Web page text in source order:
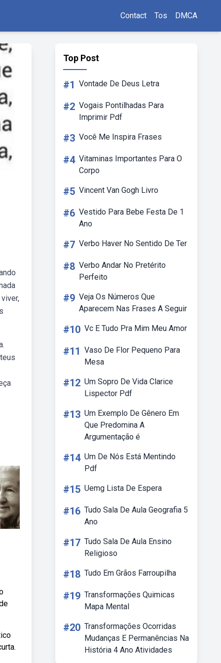
Contact Tos DMCA
Top Post
#1 Vontade De Deus Letra
#2 Vogais Pontilhadas Para
Imprimir Pdf
#3 Você Me Inspira Frases
#4 Vitaminas Importantes Para O
Corpo
#5 Vincent Van Gogh Livro
#6 Vestido Para Bebe Festa De 1
Ano
#7 Verbo Haver No Sentido De Ter
#8 Verbo Andar No Pretérito
Perfeito
#9 Veja Os Números Que
Aparecem Nas Frases A Seguir
#10 Vc E Tudo Pra Mim Meu Amor
#11 Vaso De Flor Pequeno Para
Mesa
#12 Um Sopro De Vida Clarice
Lispector Pdf
#13 Um Exemplo De Gênero Em
Que Predomina A
Argumentação é
#14 Um De Nós Está Mentindo
Pdf
#15 Uemg Lista De Espera
#16 Tudo Sala De Aula Geografia 5
Ano
#17 Tudo Sala De Aula Ensino
Religioso
#18 Tudo Em Grãos Farroupilha
#19 Transformações Quimicas
Mapa Mental
#20 Transformações Ocorridas
Mudanças E Permanências Na
História 4 Ano Atividades